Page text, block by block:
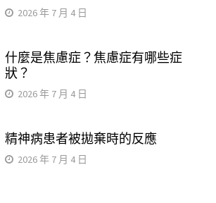
2026 年 7 月 4 日
什麼是焦慮症？焦慮症有哪些症
狀？
2026 年 7 月 4 日
精神病患者被拋棄時的反應
2026 年 7 月 4 日